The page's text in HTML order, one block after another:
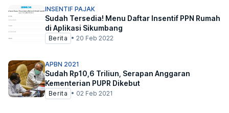
INSENTIF PAJAK
Sudah Tersedia! Menu Daftar Insentif PPN Rumah
di Aplikasi Sikumbang
Berita • 20 Feb 2022
APBN 2021
Sudah Rp10,6 Triliun, Serapan Anggaran
Kementerian PUPR Dikebut
Berita • 02 Feb 2021